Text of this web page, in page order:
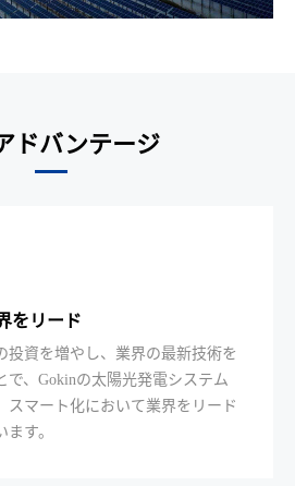
ドバンテージ
をリード
投資を増やし、業界の最新技術を
で、Gokinの太陽光発電システム
スマート化において業界をリード
す。